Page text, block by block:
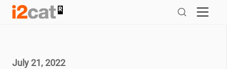
Skip
July 21, 2022